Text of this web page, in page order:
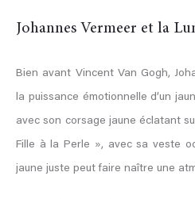
Johannes Vermeer et la
Bien avant Vincent Van Gogh,
la puissance émotionnelle d’un
avec son corsage jaune éclatant
Fille à la Perle », avec sa veste
jaune juste peut faire naître une